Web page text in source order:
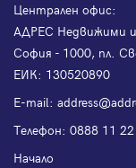
Централен офис:
АДРЕС Недвижими
София - 1000, пл.
ЕИК: 130520890
Е-mail:
Телефон: 0888 11
Начало